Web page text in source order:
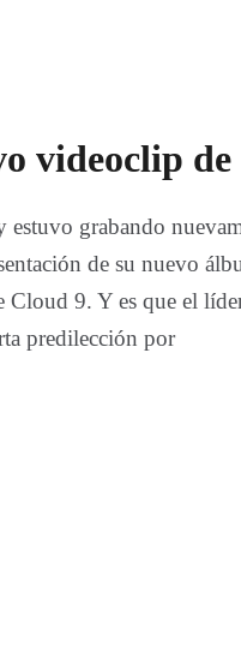
videoclip
estuvo grabando
de su nuevo
Cloud 9. Y es que el
predilección por